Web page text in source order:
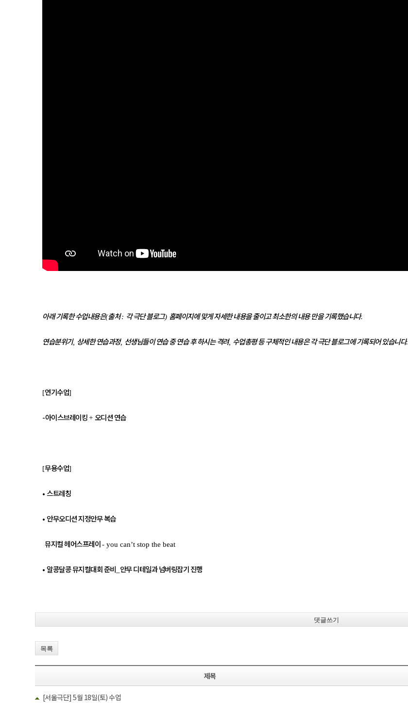
아래 기록한 수업내용은(출처: 각 극단 블로그) 홈페이지에 맞게 자세한 내용을 줄이고 최소한의 내용 만을 기록했습니다.
연습분위기, 상세한 연습과정, 선생님들이 연습 중 연습 후 하시는 격려, 수업총평 등 구체적인 내용은 각 극단 블로그에 기록되어 있습니다.
[연기수업]
-아이스브레이킹+ 오디션 연습
[무용수업]
•스트레칭
• 안무오디션 지정안무 복습
뮤지컬 헤어스프레이- you can’t stop the beat
•알콩달콩 뮤지컬대회 준비 안무 디테일과 넘버링잡기 진행
댓글쓰기
목록
제목
[서울극단] 5월 18일(토) 수업